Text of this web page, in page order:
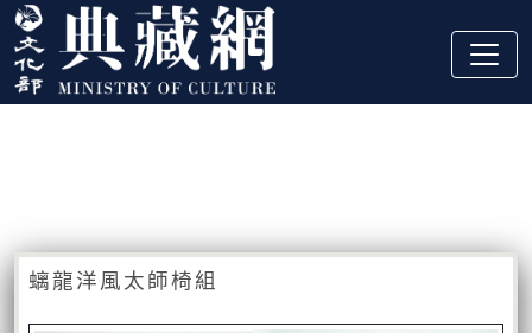
跳到主要內容
:::
螭龍洋風太師椅組